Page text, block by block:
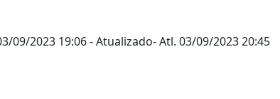
09/2023 19:06- Atualizado- Atl. 03/09/2023 20:45